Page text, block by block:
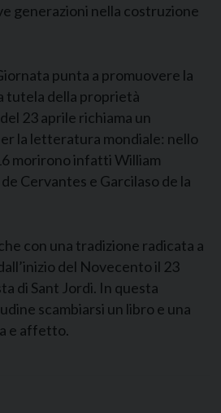
generazioni nella costruzione
punta a promuovere la
tutela della proprietà
23 aprile richiama un
la letteratura mondiale: nello
morirono infatti William
Cervantes e Garcilaso de la
con una tradizione radicata a
del Novecento il 23
di Sant Jordi. In questa
scambiarsi un libro e una
e affetto.